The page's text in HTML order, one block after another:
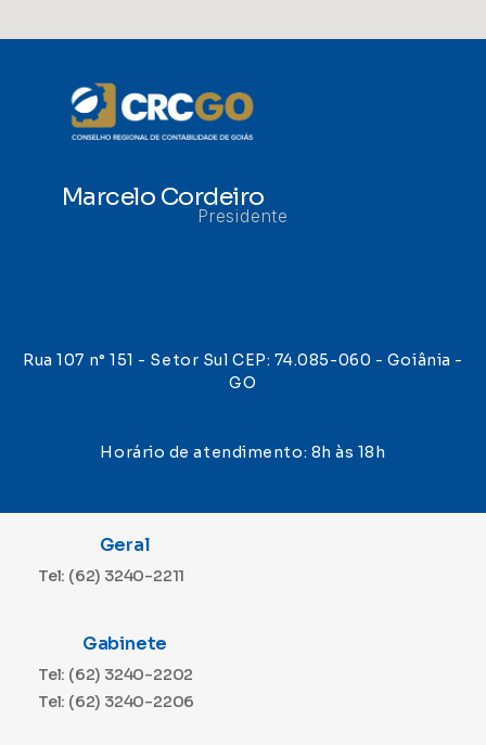
Marcelo Cordeiro
Presidente
Rua 107 n° 151 - Setor Sul CEP: 74.085-060 - Goiânia -
GO
Horário de atendimento: 8h às 18h
Geral
Tel: (62) 3240-2211
Gabinete
Tel: (62) 3240-2202
Tel: (62) 3240-2206